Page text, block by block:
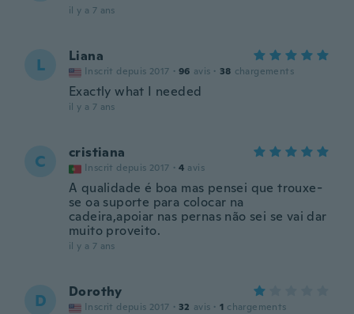
il y a 7 ans
L Liana
Inscrit depuis 2017 · 96 avis · 38 chargements
Exactly what I needed
il y a 7 ans
C cristiana
Inscrit depuis 2017 · 4 avis
A qualidade é boa mas pensei que trouxe-
se oa suporte para colocar na
cadeira,apoiar nas pernas não sei se vai dar
muito proveito.
il y a 7 ans
D Dorothy
Inscrit depuis 2017 · 32 avis · 1 chargements